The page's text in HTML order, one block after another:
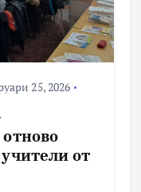
25, 2026
от